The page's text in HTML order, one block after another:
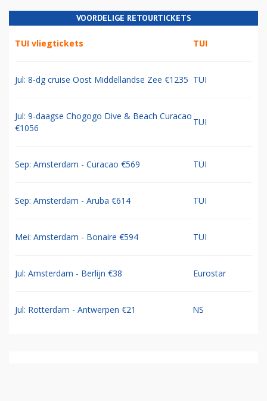
VOORDELIGE RETOURTICKETS
TUI vliegtickets TUI
Jul: 8-dg cruise Oost Middellandse Zee €1235 TUI
Jul: 9-daagse Chogogo Dive & Beach Curacao
€1056
TUI
Sep: Amsterdam - Curacao €569 TUI
Sep: Amsterdam - Aruba €614 TUI
Mei: Amsterdam - Bonaire €594 TUI
Jul: Amsterdam - Berlijn €38 Eurostar
Jul: Rotterdam - Antwerpen €21 NS